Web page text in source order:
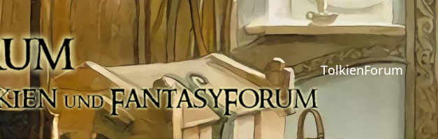
TolkienForum